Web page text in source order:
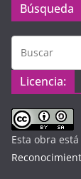
Búsqueda
Licencia:
Esta obra